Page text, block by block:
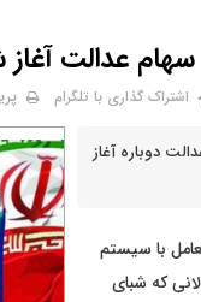
عدالت
اشتراک گذاری با تلگرام
دوباره آغاز
با سیستم
که شبای